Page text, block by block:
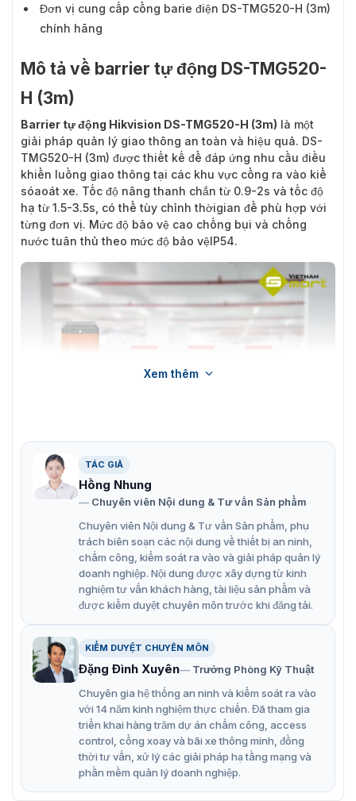
Đơn vị cung cấp cổng barie điện DS-TMG520-H (3m)
chính hãng
Mô tả về barrier tự động DS-TMG520-
H (3m)
Barrier tự động Hikvision DS-TMG520-H (3m) là một
giải pháp quản lý giao thông an toàn và hiệu quả. DS-
TMG520-H (3m) được thiết kế để đáp ứng nhu cầu điều
khiển luồng giao thông tại các khu vực cổng ra vào kiể
sóaoát xe. Tốc độ nâng thanh chắn từ 0.9-2s và tốc độ
hạ từ 1.5-3.5s, có thể tùy chỉnh thờigian để phù hợp với
từng đơn vị. Mức độ bảo vệ cao chống bụi và chống
nước tuân thủ theo mức độ bảo vệIP54.
Giới thiệu về Barrier Tự Động Hikvision DS-TMG520-H (3m)
Barie được tích hợp với các hệ thống kiểm soát truy cập
khác để nâng cao an ninh và quản lý ra vào. Ngoài ra,
các tính năng an toàn như cảm biến chống kẹt, dừng
khẩn cấp cũng được tích hợp nhằm đảm bảo an toàn
cho người sử dụng.
Tính năng nổi bật của barie Hikvision
DS-TMG520-H (3m)
DS-TMG520-H (3m) được hỗ trợ cảm ứng, hồng ngoại
công nghệ hiện đại. Thiết bị có thể sử dụng công cụ thủ
công để giữ thanh chắn hoạt động bình thường ngay cả
khi mất điện. Đồng thời có những đặc điểm và tính năng
Chiều dài tối đa cần 3m.
Xem thêm
TÁC GIẢ
Hồng Nhung
Chuyên viên Nội dung & Tư vấn Sản phẩm
Chuyên viên Nội dung & Tư vấn Sản phẩm, phụ
trách biên soạn các nội dung về thiết bị an ninh,
chấm công, kiểm soát ra vào và giải pháp quản lý
doanh nghiệp. Nội dung được xây dựng từ kinh
nghiệm tư vấn khách hàng, tài liệu sản phẩm và
được kiểm duyệt chuyên môn trước khi đăng tải.
KIỂM DUYỆT CHUYÊN MÔN
Đặng Đình Xuyên
Trưởng Phòng Kỹ Thuật
Chuyên gia hệ thống an ninh và kiểm soát ra vào
với 14 năm kinh nghiệm thực chiến. Đã tham gia
triển khai hàng trăm dự án chấm công, access
control, cổng xoay và bãi xe thông minh, đồng
thời tư vấn, xử lý các giải pháp hạ tầng mạng và
phần mềm quản lý doanh nghiệp.